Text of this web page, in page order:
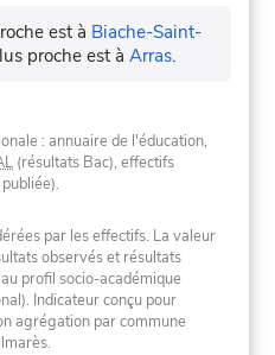
est à Biache-Saint-
proche est àArras.
: annuaire de l'éducation,
(résultats Bac), effectifs
par les effectifs. La valeur
observés et résultats
profil socio-académique
Indicateur conçu pour
agrégation par commune